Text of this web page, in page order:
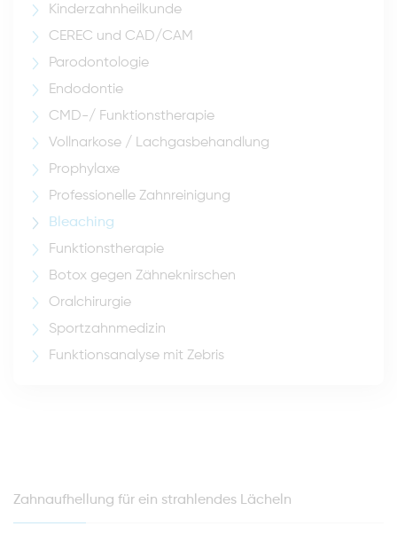
Kinderzahnheilkunde
CEREC und CAD/CAM
Parodontologie
Endodontie
CMD-/ Funktionstherapie
Vollnarkose / Lachgasbehandlung
Prophylaxe
Professionelle Zahnreinigung
Bleaching
Funktionstherapie
Botox gegen Zähneknirschen
Oralchirurgie
Sportzahnmedizin
Funktionsanalyse mit Zebris
Zahnaufhellung für ein strahlendes Lächeln